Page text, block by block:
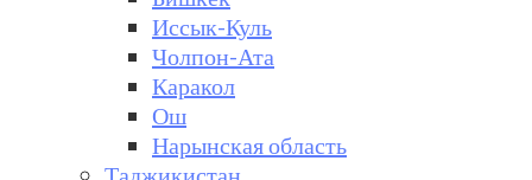
Иссык-Куль
Чолпон-Ата
Каракол
Ош
Нарынская область
Таджикистан